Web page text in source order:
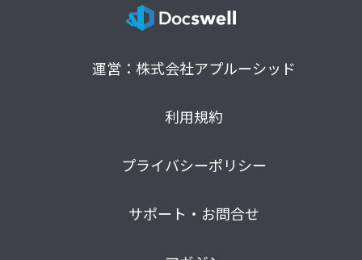
運営：株式会社アプルーシッド
利用規約
プライバシーポリシー
サポート・お問合せ